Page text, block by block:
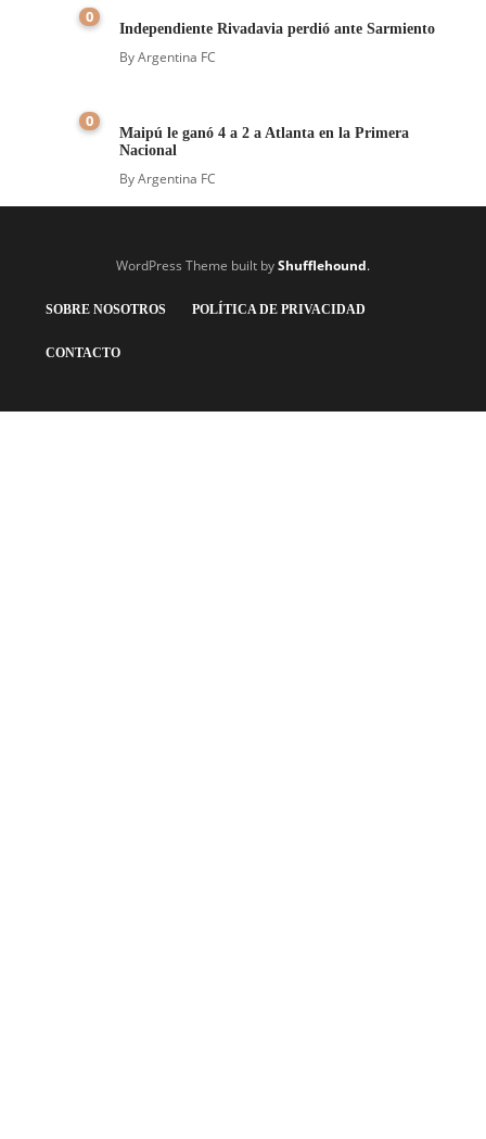
0
Independiente Rivadavia perdió ante Sarmiento
ByArgentina FC
0
Maipú le ganó 4 a 2 a Atlanta en la Primera
Nacional
ByArgentina FC
WordPress Theme built byShufflehound.
SOBRE NOSOTROS POLÍTICA DE PRIVACIDAD
CONTACTO